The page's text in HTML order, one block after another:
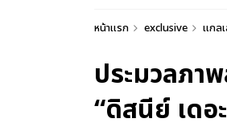
หน้าแรก exclusive แกล
ประมวลภา
“ดิสนีย์ เดอ